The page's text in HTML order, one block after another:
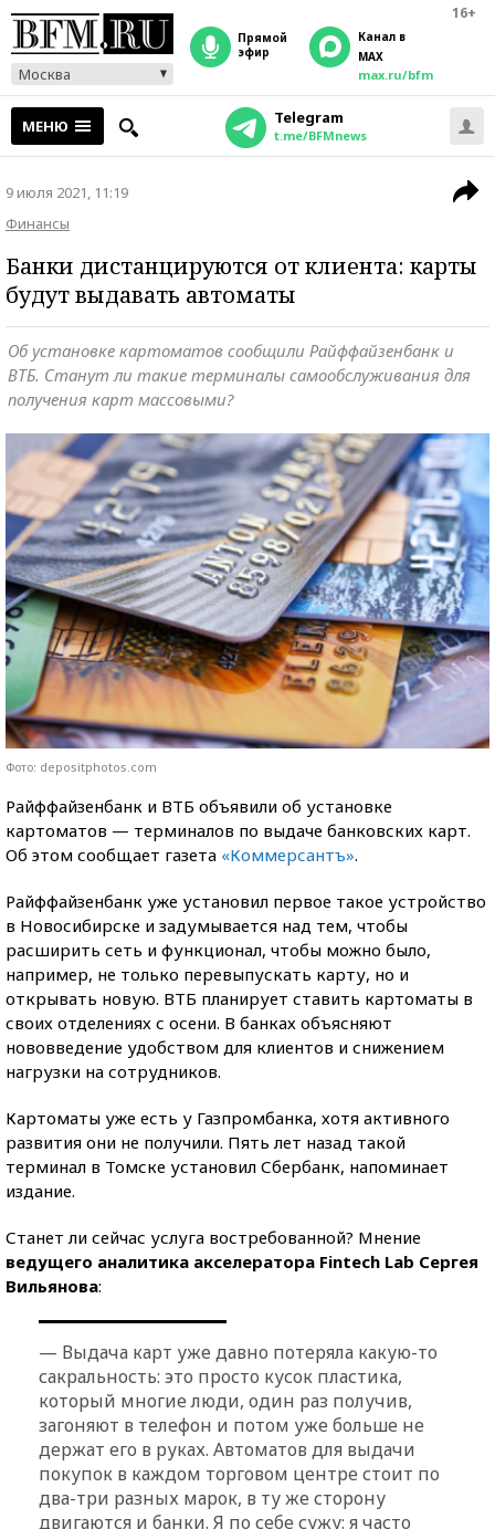
16+
Москва
прямой
эфир
Канал в
MAX
max.ru/bfm
МЕНЮ Telegram
t.me/BFMnews
9 июля 2021, 11:19
Финансы
Банки дистанцируются от клиента: карты
будут выдавать автоматы
Об установке картоматов сообщили Райффайзенбанк и
ВТБ. Станут ли такие терминалы самообслуживания для
получения карт массовыми?
Фото: depositphotos.com
Райффайзенбанк и ВТБ объявили об установке
картоматов — терминалов по выдаче банковских карт.
Об этом сообщает газета «Коммерсантъ».
Райффайзенбанк уже установил первое такое устройство
в Новосибирске и задумывается над тем, чтобы
расширить сеть и функционал, чтобы можно было,
например, не только перевыпускать карту, но и
открывать новую. ВТБ планирует ставить картоматы в
своих отделениях с осени. В банках объясняют
нововведение удобством для клиентов и снижением
нагрузки на сотрудников.
Картоматы уже есть у Газпромбанка, хотя активного
развития они не получили. Пять лет назад такой
терминал в Томске установил Сбербанк, напоминает
издание.
Станет ли сейчас услуга востребованной? Мнение
ведущего аналитика акселератора Fintech Lab Сергея
Вильянова:
— Выдача карт уже давно потеряла какую-то
сакральность: это просто кусок пластика,
который многие люди, один раз получив,
загоняют в телефон и потом уже больше не
держат его в руках. Автоматов для выдачи
покупок в каждом торговом центре стоит по
два-три разных марок, в ту же сторону
двигаются и банки. Я по себе сужу: я часто